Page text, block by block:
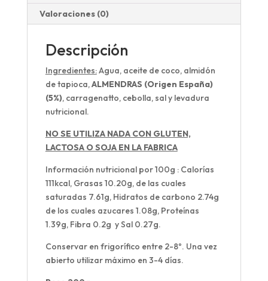
Valoraciones (0)
Descripción
Ingredientes:Agua, aceite de coco, almidón
de tapioca,ALMENDRAS (Origen España)
(5%), carragenatto, cebolla, sal y levadura
nutricional.
NO SE UTILIZA NADA CON GLUTEN,
LACTOSA O SOJA EN LA FABRICA
Información nutricional por 100g : Calorías
111kcal, Grasas 10.20g, de las cuales
saturadas 7.61g, Hidratos de carbono 2.74g
de los cuales azucares 1.08g, Proteínas
1.39g, Fibra 0.2g y Sal 0.27g.
Conservar en frigorífico entre 2-8º. Una vez
abierto utilizar máximo en 3-4 días.